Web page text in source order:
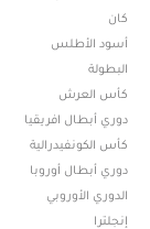
كان
أسود الأطلس
البطولة
كأس العرش
دوري أبطال افريقيا
كأس الكونفيدرالية
دوري أبطال أوروبا
الدوري الأوروبي
إنجلترا